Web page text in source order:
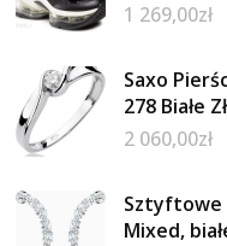
1 269,00zł
Saxo
278 Białe
2 060,00zł
Sztyftowe
Mixed,